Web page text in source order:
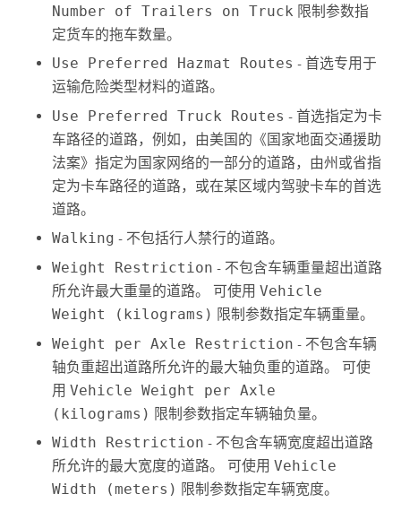
Number of Trailers on Truck 限制参数指
定货车的拖车数量。
Use Preferred Hazmat Routes - 首选专用于
运输危险类型材料的道路。
Use Preferred Truck Routes - 首选指定为卡
车路径的道路，例如，由美国的《国家地面交通援助
法案》指定为国家网络的一部分的道路，由州或省指
定为卡车路径的道路，或在某区域内驾驶卡车的首选
道路。
Walking - 不包括行人禁行的道路。
Weight Restriction - 不包含车辆重量超出道路
所允许最大重量的道路。 可使用Vehicle
Weight (kilograms) 限制参数指定车辆重量。
Weight per Axle Restriction - 不包含车辆
轴负重超出道路所允许的最大轴负重的道路。 可使
用Vehicle Weight per Axle
(kilograms) 限制参数指定车辆轴负量。
Width Restriction - 不包含车辆宽度超出道路
所允许的最大宽度的道路。 可使用Vehicle
Width (meters) 限制参数指定车辆宽度。